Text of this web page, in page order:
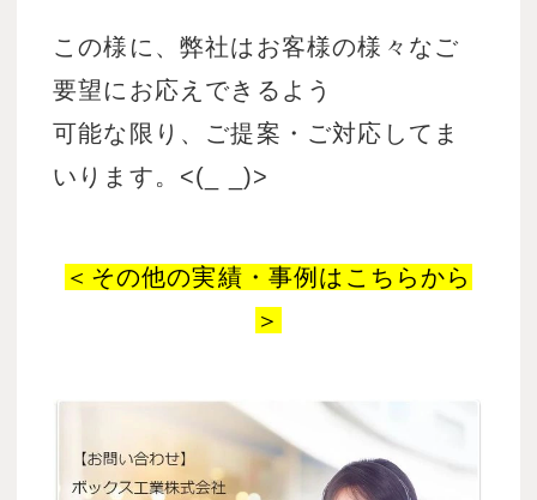
この様に、弊社はお客様の様々なご
要望にお応えできるよう
可能な限り、ご提案・ご対応してま
いります。<(_ _)>
＜その他の実績・事例はこちらから
＞